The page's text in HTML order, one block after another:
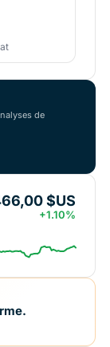
de
$US
+1.10%